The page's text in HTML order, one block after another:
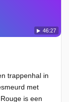
46:27
trappenhal in
met
is een